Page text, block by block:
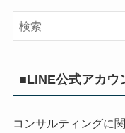
■LINE公式アカウ
コンサルティングに